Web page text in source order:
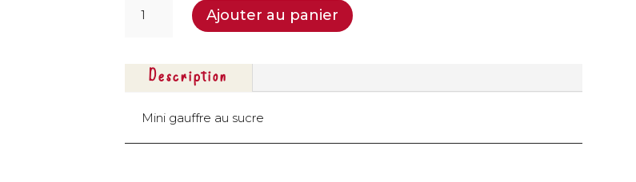
brownie
-
Ajouter au panier
Description
Mini gauffre au sucre